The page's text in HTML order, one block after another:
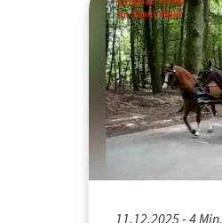
11.12.2025 - 4 Min.